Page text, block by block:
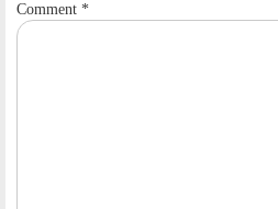
Comment *